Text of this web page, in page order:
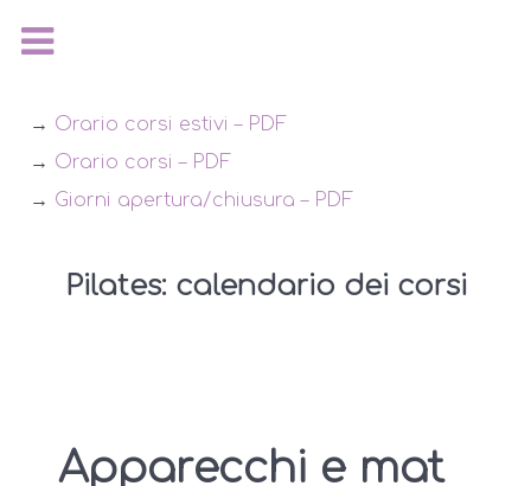
→ Orario corsi estivi – PDF
→ Orario corsi – PDF
→ Giorni apertura/chiusura – PDF
Pilates: calendario dei corsi
Apparecchi e mat